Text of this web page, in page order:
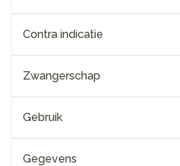
Contra indicatie
Zwangerschap
Gebruik
Gegevens